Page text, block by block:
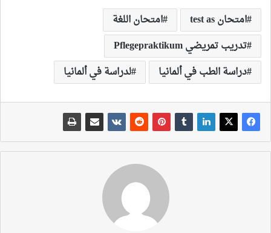
امتحان test as
امتحان اللغة
تدريب تمريضي Pflegepraktikum
دراسة الطب في ألمانيا
لدراسة في ألمانيا